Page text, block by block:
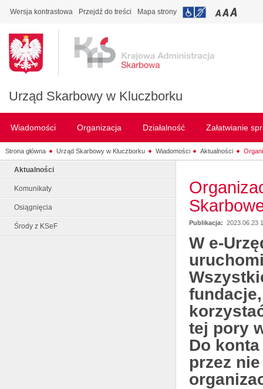
Wersja kontrastowa Przejdź do treści Mapa strony
Urząd Skarbowy w Kluczborku
Wiadomości Organizacja Działalność Załatwianie
Strona główna Urząd Skarbowy w Kluczborku Wiadomości Aktualności
Aktualności
Komunikaty
Osiągnięcia
Środy z KSeF Publikacja: 2023.06.23
W e-
tej pory
Do
przez